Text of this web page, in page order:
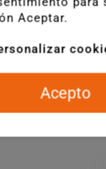
Aceptar.
Acepto